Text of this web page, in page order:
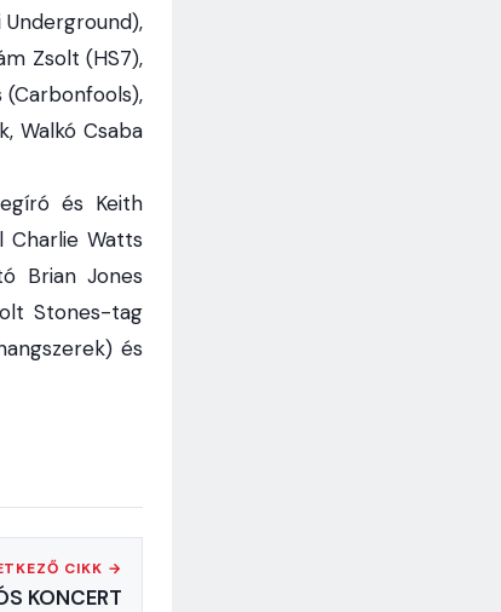
Zsolt (HS7),
(Carbonfools),
Walkó Csaba
és Keith
Charlie Watts
Brian Jones
Stones-tag
és
CIKK →
KONCERT